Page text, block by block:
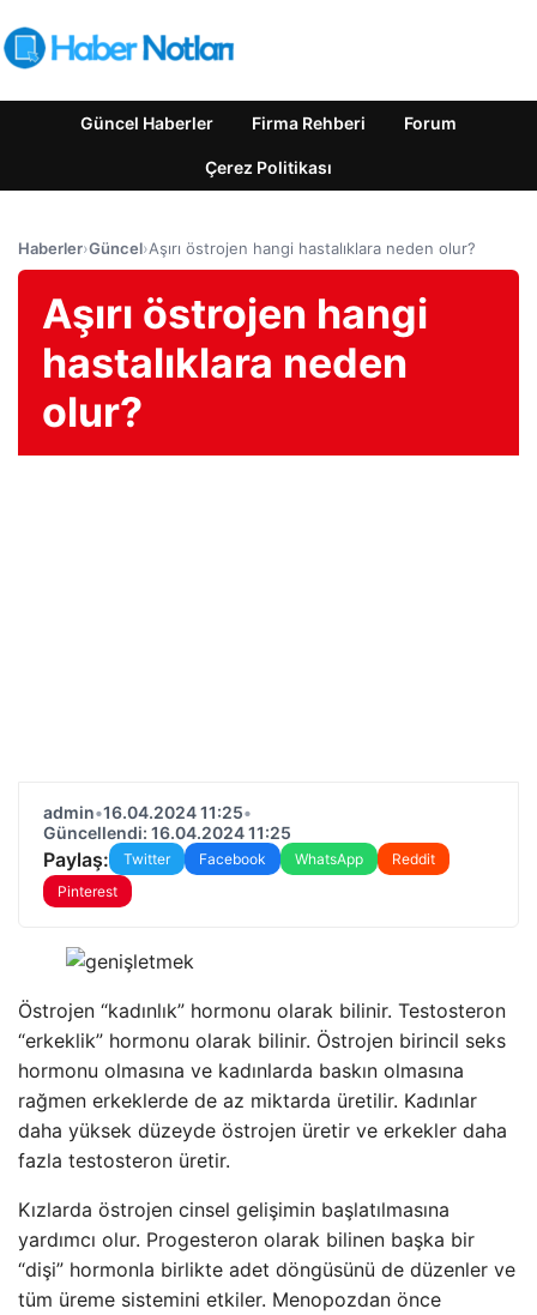
Güncel Haberler Firma Rehberi Forum
Çerez Politikası
Haberler›Güncel›Aşırı östrojen hangi hastalıklara neden olur?
Aşırı östrojen hangi
hastalıklara neden
olur?
admin•16.04.2024 11:25•
Güncellendi: 16.04.2024 11:25
Paylaş: Twitter Facebook WhatsApp
Reddit
Pinterest
Östrojen “kadınlık” hormonu olarak bilinir. Testosteron
“erkeklik” hormonu olarak bilinir. Östrojen birincil seks
hormonu olmasına ve kadınlarda baskın olmasına
rağmen erkeklerde de az miktarda üretilir. Kadınlar
daha yüksek düzeyde östrojen üretir ve erkekler daha
fazla testosteron üretir.
Kızlarda östrojen cinsel gelişimin başlatılmasına
yardımcı olur. Progesteron olarak bilinen başka bir
“dişi” hormonla birlikte adet döngüsünü de düzenler ve
tüm üreme sistemini etkiler. Menopozdan önce